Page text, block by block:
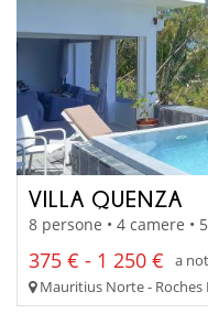
VILLA QUENZA
8 persone • 4 camere •
375 € - 1 250 €
a
Mauritius Norte - Roches